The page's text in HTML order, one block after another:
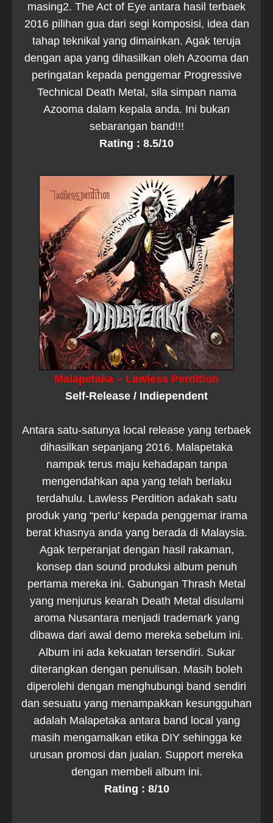
masing2. The Act of Eye antara hasil terbaek
2016 pilihan gua dari segi komposisi, idea dan
tahap teknikal yang dimainkan. Agak teruja
dengan apa yang dihasilkan oleh Azooma dan
peringatan kepada penggemar Progressive
Technical Death Metal, sila simpan nama
Azooma dalam kepala anda. Ini bukan
sebarangan band!!!
Rating : 8.5/10
Malapetaka – Lawless Perdition
Self-Release / Indiependent
Antara satu-satunya local release yang terbaek
dihasilkan sepanjang 2016. Malapetaka
nampak terus maju kehadapan tanpa
mengendahkan apa yang telah berlaku
terdahulu. Lawless Perdition adakah satu
produk yang “perlu’ kepada penggemar irama
berat khasnya anda yang berada di Malaysia.
Agak terperanjat dengan hasil rakaman,
konsep dan sound produksi album penuh
pertama mereka ini. Gabungan Thrash Metal
yang menjurus kearah Death Metal disulami
aroma Nusantara menjadi trademark yang
dibawa dari awal demo mereka sebelum ini.
Album ini ada kekuatan tersendiri. Sukar
diterangkan dengan penulisan. Masih boleh
diperolehi dengan menghubungi band sendiri
dan sesuatu yang menampakkan kesungguhan
adalah Malapetaka antara band local yang
masih mengamalkan etika DIY sehingga ke
urusan promosi dan jualan. Support mereka
dengan membeli album ini.
Rating : 8/10